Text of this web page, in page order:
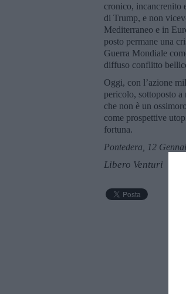
cronico, incancrenito
di Trump, e non
Mediterraneo e in
posto permane una
Guerra Mondiale
diffuso conflitto
Oggi, con l’azione
pericolo, sottoposto
che non è un
come prospettive
fortuna.
Pontedera, 12
Libero Venturi